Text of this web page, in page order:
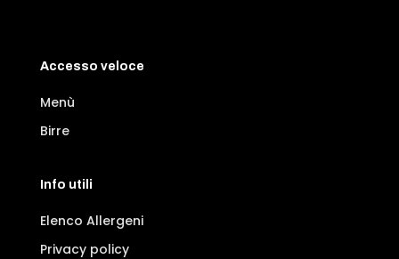
Accesso veloce
Menù
Birre
Info utili
Elenco Allergeni
Privacy policy